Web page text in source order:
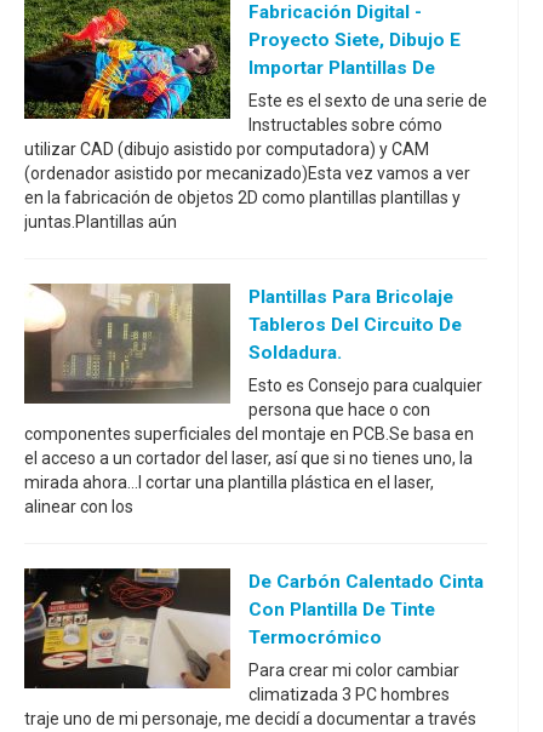
Fabricación Digital -
Proyecto Siete, Dibujo E
Importar Plantillas De
Este es el sexto de una serie de
Instructables sobre cómo
utilizar CAD (dibujo asistido por computadora) y CAM
(ordenador asistido por mecanizado)Esta vez vamos a ver
en la fabricación de objetos 2D como plantillas plantillas y
juntas.Plantillas aún
Plantillas Para Bricolaje
Tableros Del Circuito De
Soldadura.
Esto es Consejo para cualquier
persona que hace o con
componentes superficiales del montaje en PCB.Se basa en
el acceso a un cortador del laser, así que si no tienes uno, la
mirada ahora...I cortar una plantilla plástica en el laser,
alinear con los
De Carbón Calentado Cinta
Con Plantilla De Tinte
Termocrómico
Para crear mi color cambiar
climatizada 3 PC hombres
traje uno de mi personaje, me decidí a documentar a través